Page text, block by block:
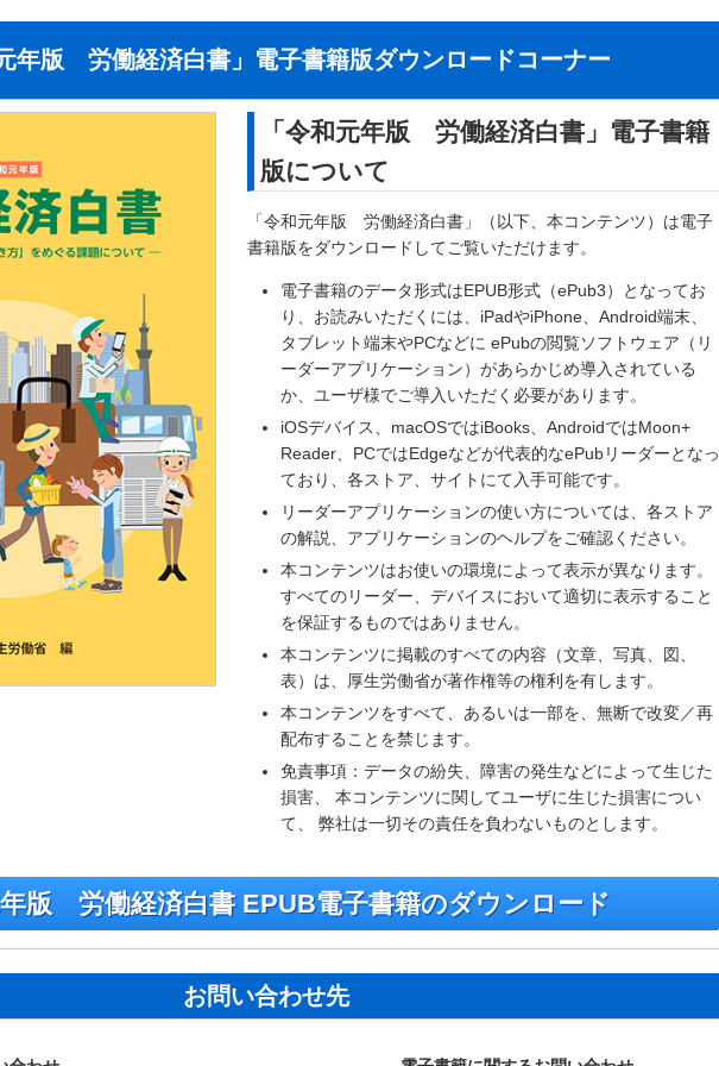
年版 労働経済白書」電子書籍版ダウンロードコーナー
「令和元年版 労働経済白書」電子書籍
版について
「令和元年版 労働経済白書」（以下、本コンテンツ）は電子
書籍版をダウンロードしてご覧いただけます。
電子書籍のデータ形式はEPUB形式（ePub3）となってお
り、お読みいただくには、iPadやiPhone、Android端末、
タブレット端末やPCなどに ePubの閲覧ソフトウェア（リ
ーダーアプリケーション）があらかじめ導入されている
か、ユーザ様でご導入いただく必要があります。
iOSデバイス、macOSではiBooks、AndroidではMoon+
Reader、PCではEdgeなどが代表的なePubリーダーとなっ
ており、各ストア、サイトにて入手可能です。
リーダーアプリケーションの使い方については、各ストア
の解説、アプリケーションのヘルプをご確認ください。
本コンテンツはお使いの環境によって表示が異なります。
すべてのリーダー、デバイスにおいて適切に表示すること
を保証するものではありません。
本コンテンツに掲載のすべての内容（文章、写真、図、
表）は、厚生労働省が著作権等の権利を有します。
本コンテンツをすべて、あるいは一部を、無断で改変／再
配布することを禁じます。
免責事項：データの紛失、障害の発生などによって生じた
損害、 本コンテンツに関してユーザに生じた損害につい
て、 弊社は一切その責任を負わないものとします。
版 労働経済白書 EPUB電子書籍のダウンロード
お問い合わせ先